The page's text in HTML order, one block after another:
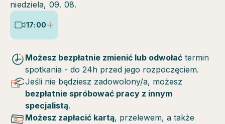
niedziela, 09. 08.
17:00
Możesz bezpłatnie zmienić lub odwołać termin
spotkania - do 24h przed jego rozpoczęciem.
Jeśli nie będziesz zadowolony/a, możesz
bezpłatnie spróbować pracy z innym
specjalistą.
Możesz zapłacić kartą, przelewem, a także